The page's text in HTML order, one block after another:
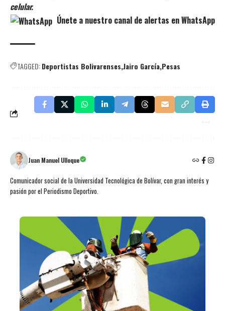
celular.
Únete a nuestro canal de alertas en WhatsApp
TAGGED:Deportistas Bolivarenses Jairo García Pesas
Juan Manuel Ulloque
Comunicador social de la Universidad Tecnológica de Bolívar, con gran interés y
pasión por el Periodismo Deportivo.